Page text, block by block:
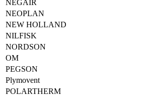
NEGAIR
NEOPLAN
NEW HOLLAND
NILFISK
NORDSON
OM
PEGSON
Plymovent
POLARTHERM